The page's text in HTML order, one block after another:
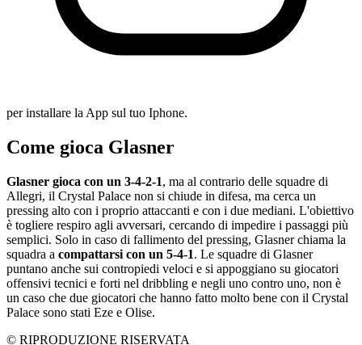
per installare la App sul tuo Iphone.
Come gioca Glasner
Glasner gioca con un 3-4-2-1, ma al contrario delle squadre di
Allegri, il Crystal Palace non si chiude in difesa, ma cerca un
pressing alto con i proprio attaccanti e con i due mediani. L'obiettivo
è togliere respiro agli avversari, cercando di impedire i passaggi più
semplici. Solo in caso di fallimento del pressing, Glasner chiama la
squadra a compattarsi con un 5-4-1. Le squadre di Glasner
puntano anche sui contropiedi veloci e si appoggiano su giocatori
offensivi tecnici e forti nel dribbling e negli uno contro uno, non è
un caso che due giocatori che hanno fatto molto bene con il Crystal
Palace sono stati Eze e Olise.
© RIPRODUZIONE RISERVATA